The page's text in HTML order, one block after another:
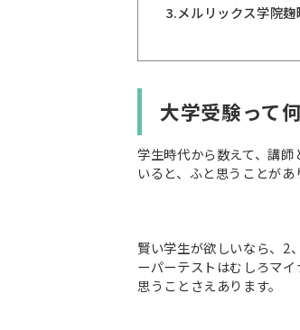
3.メルリックス学院麹
大学受験って
学生時代から数えて、講
いると、ふと思うことが
賢い学生が欲しいなら、2
ーパーテストはむしろマ
思うことさえあります。